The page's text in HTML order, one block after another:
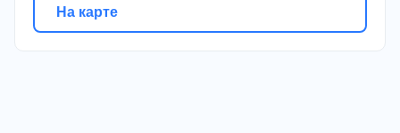
На карте